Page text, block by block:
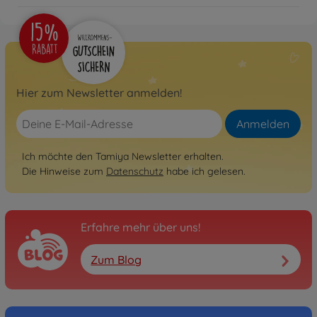
Hier zum Newsletter anmelden!
Anmelden
Ich möchte den Tamiya Newsletter erhalten.
Die Hinweise zum Datenschutz habe ich gelesen.
Erfahre mehr über uns!
Zum Blog